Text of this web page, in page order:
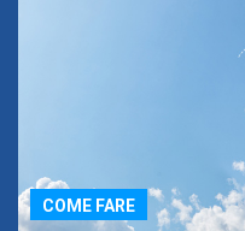
COME FARE